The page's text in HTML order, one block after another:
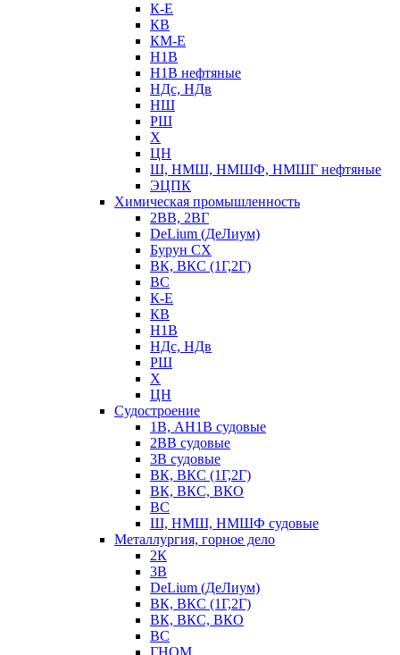
К-Е
КВ
КМ-Е
Н1В
Н1В нефтяные
НДс, НДв
НШ
РШ
Х
ЦН
Ш, НМШ, НМШФ, НМШГ нефтяные
ЭЦПК
Химическая промышленность
2ВВ, 2ВГ
DeLium (ДеЛиум)
Бурун СХ
ВК, ВКС (1Г,2Г)
ВС
К-Е
КВ
Н1В
НДс, НДв
РШ
Х
ЦН
Судостроение
1В, АН1В судовые
2ВВ судовые
3В судовые
ВК, ВКС (1Г,2Г)
ВК, ВКС, ВКО
ВС
Ш, НМШ, НМШФ судовые
Металлургия, горное дело
2К
3В
DeLium (ДеЛиум)
ВК, ВКС (1Г,2Г)
ВК, ВКС, ВКО
ВС
ГНОМ